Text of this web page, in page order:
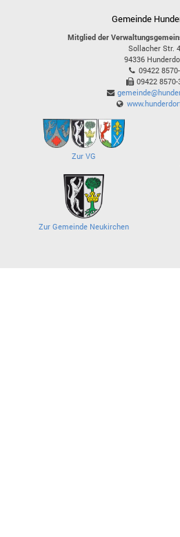
Gemeinde
Mitglied der
Sollacher Str. 4
94336
09422
09422 8570-
Zur VG
Zur Gemeinde Neukirchen